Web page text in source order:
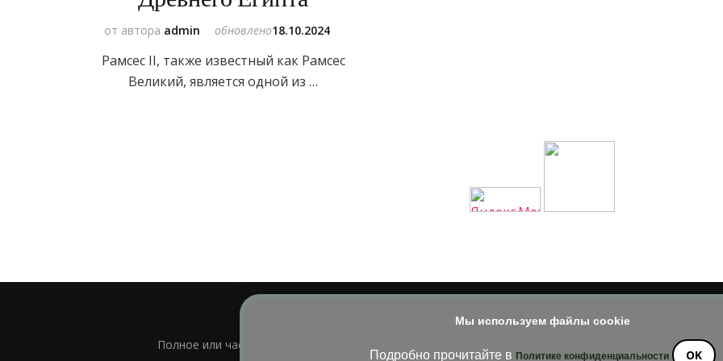
от автора admin обновлено18.10.2024
Рамсес II, также известный как Рамсес
Великий, является одной из …
Мы используем файлы cookie
Подробно прочитайте в Политике конфиденциальности OK
© 2014 - 2026
Полное или частичное использование материала допускается только при наличии активной и